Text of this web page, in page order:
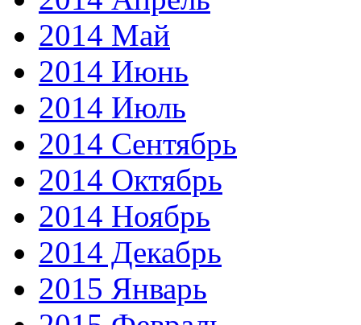
2014 Май
2014 Июнь
2014 Июль
2014 Сентябрь
2014 Октябрь
2014 Ноябрь
2014 Декабрь
2015 Январь